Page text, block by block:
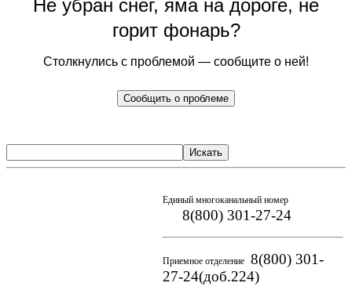
Не убран снег, яма на дороге, не
горит фонарь?
Столкнулись с проблемой — сообщите о ней!
Сообщить о проблеме
Искать
Единый многоканальный номер
8(800) 301-27-24
Приемное отделение 8(800) 301-
27-24(доб.224)